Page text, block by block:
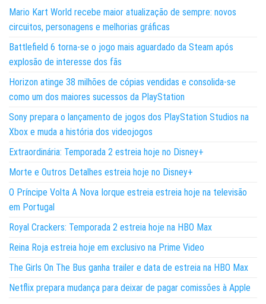
Mario Kart World recebe maior atualização de sempre: novos
circuitos, personagens e melhorias gráficas
Battlefield 6 torna-se o jogo mais aguardado da Steam após
explosão de interesse dos fãs
Horizon atinge 38 milhões de cópias vendidas e consolida-se
como um dos maiores sucessos da PlayStation
Sony prepara o lançamento de jogos dos PlayStation Studios na
Xbox e muda a história dos videojogos
Extraordinária: Temporada 2 estreia hoje no Disney+
Morte e Outros Detalhes estreia hoje no Disney+
O Príncipe Volta A Nova Iorque estreia estreia hoje na televisão
em Portugal
Royal Crackers: Temporada 2 estreia hoje na HBO Max
Reina Roja estreia hoje em exclusivo na Prime Video
The Girls On The Bus ganha trailer e data de estreia na HBO Max
Netflix prepara mudança para deixar de pagar comissões à Apple